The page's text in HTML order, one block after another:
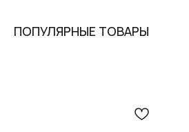
ПОПУЛЯРНЫЕ ТОВАРЫ
ЗАПИСАТЬСЯ НА КОНСУЛЬТАЦИЮ
MY BIUSTY